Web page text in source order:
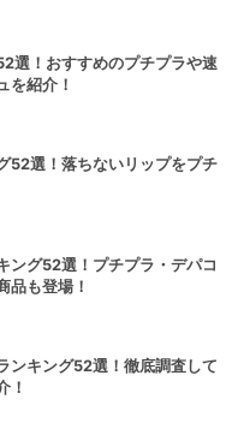
選！おすすめのプチプラや速
を紹介！
52選！落ちないリップをプチ
ング52選！プチプラ・デパコ
品も登場！
ンキング52選！徹底調査して
！